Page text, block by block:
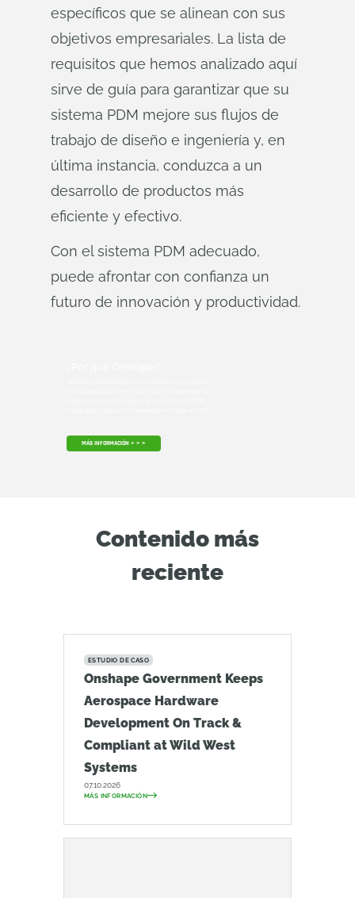
específicos que se alinean con sus
objetivos empresariales. La lista de
requisitos que hemos analizado aquí
sirve de guía para garantizar que su
sistema PDM mejore sus flujos de
trabajo de diseño e ingeniería y, en
última instancia, conduzca a un
desarrollo de productos más
eficiente y efectivo.
Con el sistema PDM adecuado,
puede afrontar con confianza un
futuro de innovación y productividad.
MÁS INFORMACIÓN > > >
Contenido más
reciente
ESTUDIO DE CASO
Onshape Government Keeps
Aerospace Hardware
Development On Track &
Compliant at Wild West
Systems
07.10.2026
MÁS INFORMACIÓN